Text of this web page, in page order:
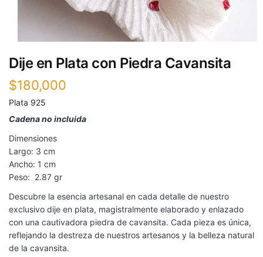
Dije en Plata con Piedra Cavansita
$180,000
Plata 925
Cadena no incluida
Dimensiones
Largo: 3 cm
Ancho: 1 cm
Peso: 2.87 gr
Descubre la esencia artesanal en cada detalle de nuestro
exclusivo dije en plata, magistralmente elaborado y enlazado
con una cautivadora piedra de cavansita. Cada pieza es única,
reflejando la destreza de nuestros artesanos y la belleza natural
de la cavansita.